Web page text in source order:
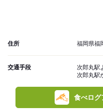
住所 福岡県福
交通手段
次郎丸駅
次郎丸駅
食べログ